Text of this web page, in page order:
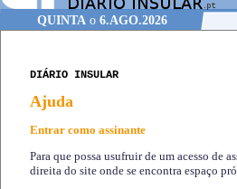
QUINTAo 6.AGO.2026
DIÁRIO INSULAR
Ajuda
Entrar como assinante
Para que possa usufruir de um acesso de
direita do site onde se encontra espaço